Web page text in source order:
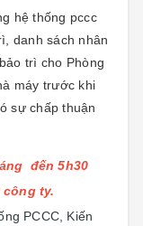
hệ thống pccc
danh sách nhân
trì cho Phòng
máy trước khi
sự chấp thuận
đến 5h30
ty.
PCCC, Kiến